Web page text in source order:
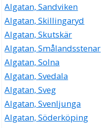
Algatan, Sandviken
Algatan, Skillingaryd
Algatan, Skutskär
Algatan, Smålandsstenar
Algatan, Solna
Algatan, Svedala
Algatan, Sveg
Algatan, Svenljunga
Algatan, Söderköping